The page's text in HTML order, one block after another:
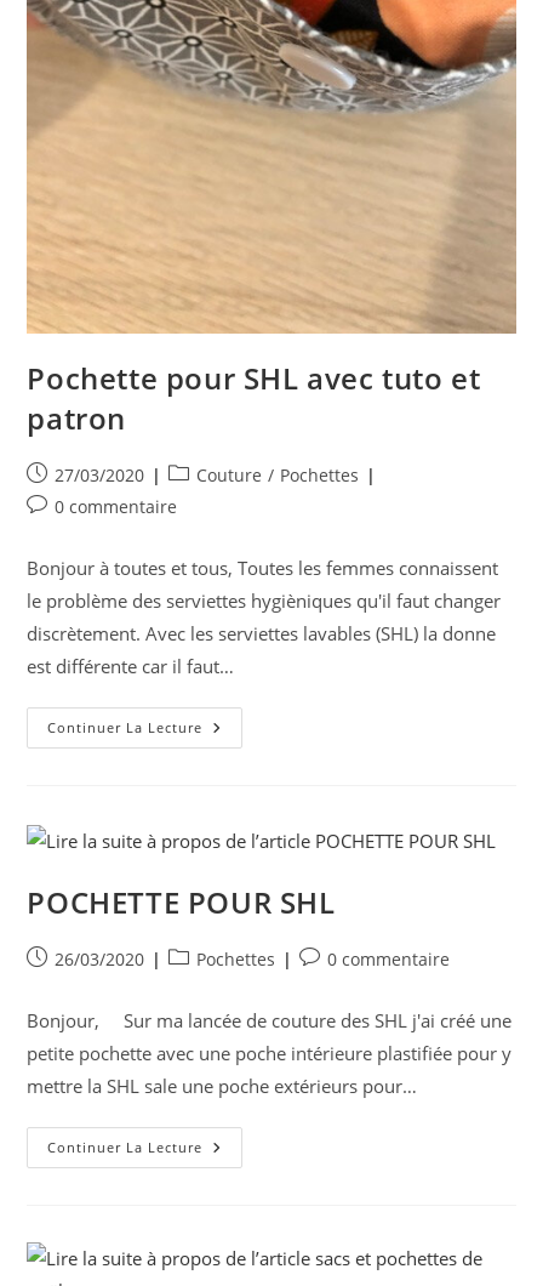
Pochette pour SHL avec tuto et
patron
Publication
publiée :
27/03/2020
Post
category:
Couture / Pochettes
Commentaires
la
publication :
0 commentaire
Bonjour à toutes et tous, Toutes les femmes connaissent
le problème des serviettes hygièniques qu'il faut changer
discrètement. Avec les serviettes lavables (SHL) la donne
est différente car il faut…
Continuer La Lecture Pochette
Pour
Patron
POCHETTE POUR SHL
Publication
26/03/2020
PostPochettes
Commentaires
publication :
0 commentaire
Bonjour, Sur ma lancée de couture des SHL j'ai créé une
petite pochette avec une poche intérieure plastifiée pour y
mettre la SHL sale une poche extérieurs pour…
Continuer La Lecture POCHETTE
POUR